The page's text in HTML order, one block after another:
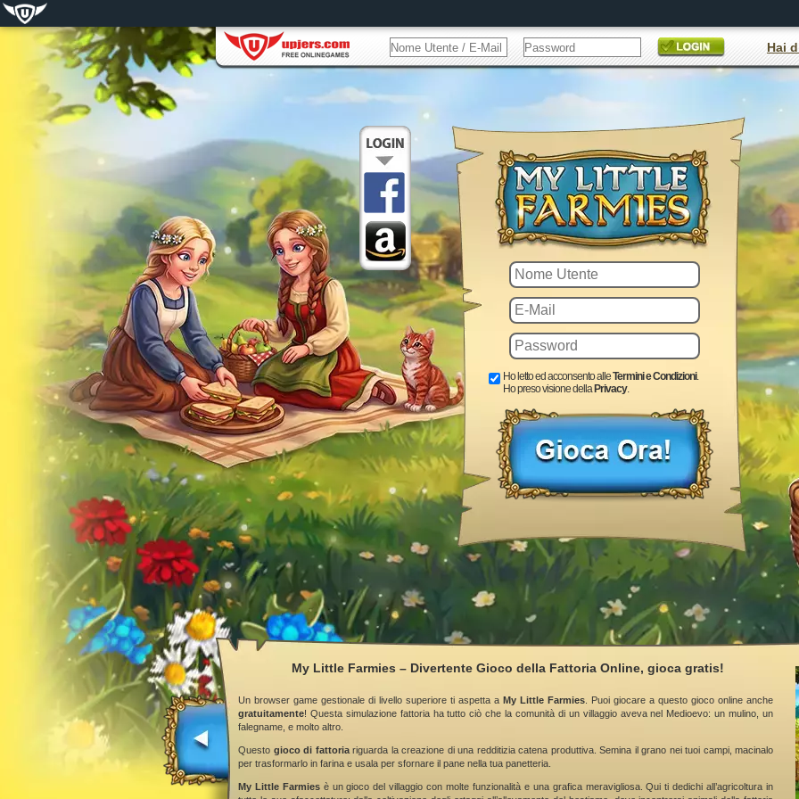
Ho letto ed acconsento alleTermini e Condizioni.
Ho preso visione della Privacy.
Hai
My Little Farmies – Divertente Gioco della Fattoria Online, gioca gratis!
Un browser game gestionale di livello superiore ti aspetta a My Little Farmies . Puoi giocare a questo gioco online anche
gratuitamente! Questa simulazione fattoria ha tutto ciò che la comunità di un villaggio aveva nel Medioevo: un mulino, un
falegname, e molto altro.
Questo gioco di fattoriariguarda la creazione di una redditizia catena produttiva. Semina il grano nei tuoi campi, macinalo
per trasformarlo in farina e usala per sfornare il pane nella tua panetteria.
My Little Farmiesè un gioco del villaggio con molte funzionalità e una grafica meravigliosa. Qui ti dedichi all’agricoltura in